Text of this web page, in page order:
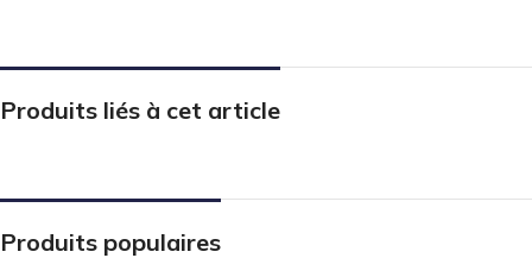
Produits liés à cet article
Produits populaires